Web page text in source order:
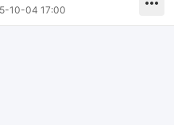
10-04 17:00